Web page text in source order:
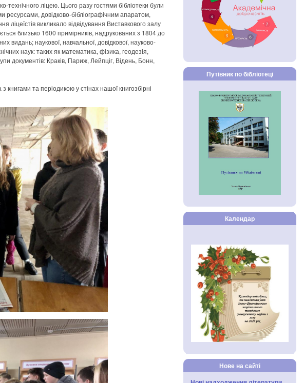
технічного ліцею. Цього разу гостями бібліотеки були
ресурсами, довідково-бібліографічним апаратом,
ліцеїстів викликало відвідування Виставкового залу
близько 1600 примірників, надрукованих з 1804 до
видань; наукової, навчальної, довідкової, науково-
наук: таких як математика, фізика, геодезія,
документів: Краків, Париж, Лейпціг, Відень, Бонн,
книгами та періодикою у стінах нашої книгозбірні
Путівник по бібліотеці
Календар
Нове на сайті